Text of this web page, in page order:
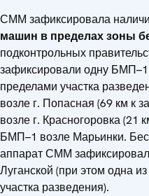
СММ зафиксировала
машин в пределах зоны
подконтрольных
зафиксировали одну
пределами участка
возле г. Попасная (69 км к
возле г. Красногоровка (21
БМП–1 возле Марьинки.
аппарат СММ
Луганской (при этом одна
участка разведения).